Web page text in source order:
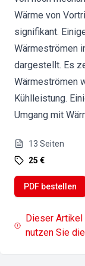
Wärme von
signifikant.
Wärmeströmen
dargestellt. Es
Wärmeströmen
Kühlleistung.
Umgang mit
13 Seiten
25 €
PDF bestellen
Dieser
nutzen Sie